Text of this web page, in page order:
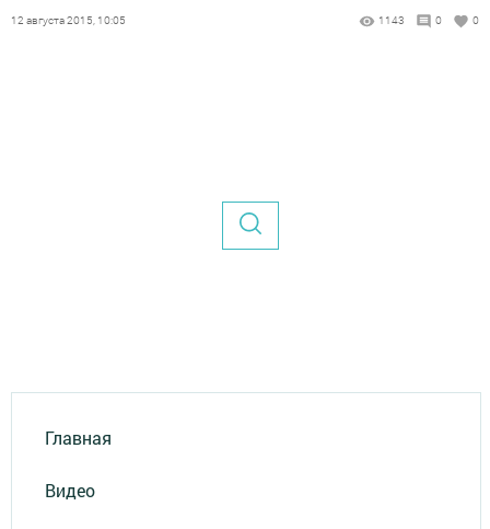
12 августа 2015, 10:05 1143 0 0
Главная
Видео